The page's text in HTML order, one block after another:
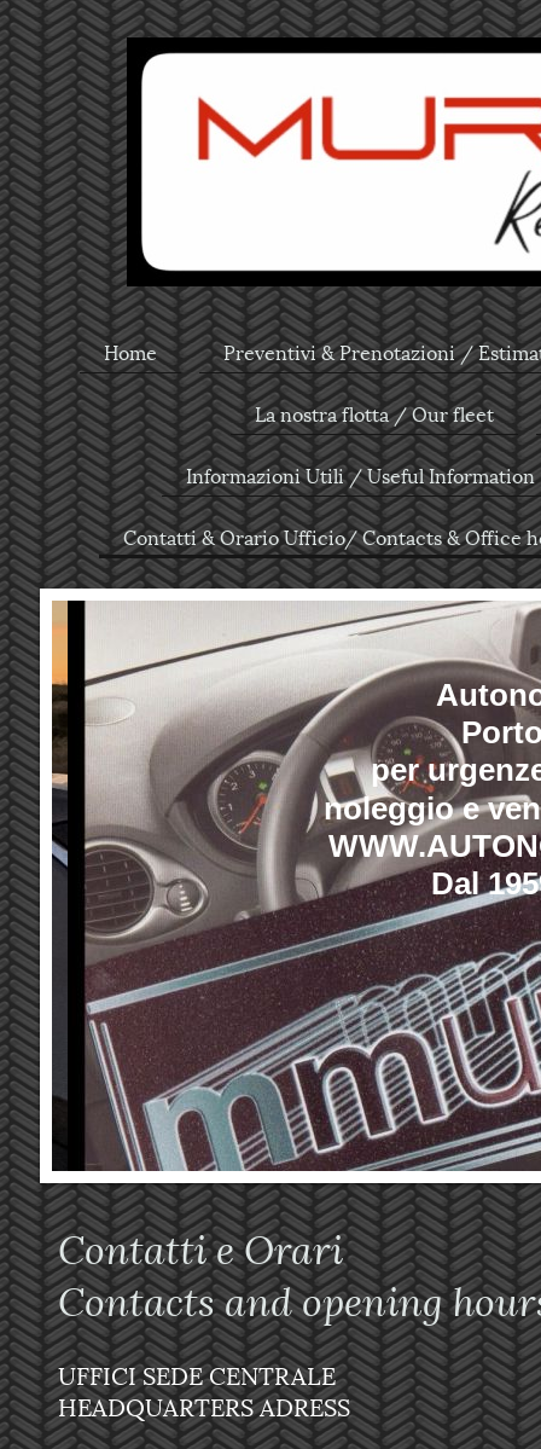
Home Preventivi & Prenotazioni /
La nostra flotta / Our fleet
Informazioni Utili / Useful Information
Contatti & Orario Ufficio/ Contacts & Office
per
noleggio e
Dal
Contatti e
Contacts and opening
UFFICI SEDE CENTRALE
HEADQUARTERS ADRESS